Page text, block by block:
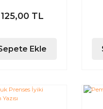
125,00 TL
Ekle